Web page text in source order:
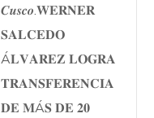
𝑪𝒖𝒔𝒄𝒐.𝐖𝐄𝐑𝐍𝐄𝐑
𝐒𝐀𝐋𝐂𝐄𝐃𝐎
Á𝐋𝐕𝐀𝐑𝐄𝐙 𝐋𝐎𝐆𝐑𝐀
𝐓𝐑𝐀𝐍𝐒𝐅𝐄𝐑𝐄𝐍𝐂𝐈𝐀
𝐃𝐄 𝐌Á𝐒 𝐃𝐄 𝟐𝟎